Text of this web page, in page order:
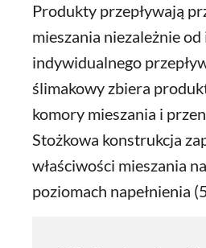
Produkty przepływają
mieszania niezależnie od
indywidualnego
ślimakowy zbiera
komory mieszania i
Stożkowa konstrukcja
właściwości mieszania
poziomach napełnienia